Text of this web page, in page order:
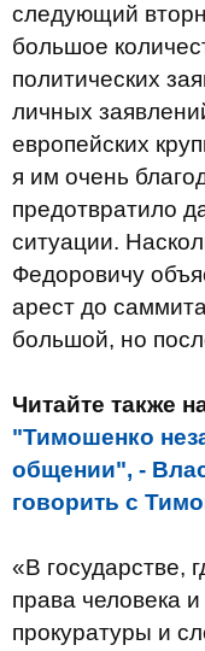
следующий
большое
политических
личных
европейских
я им очень
предотвратило
ситуации.
Федоровичу
арест до
большой, но
Читайте также
"Тимошенко
общении", -
говорить с
«В государстве,
права человека
прокуратуры и